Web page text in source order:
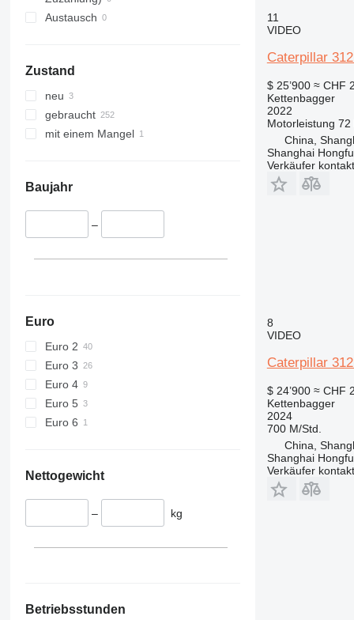
365CL
375
375L
390
E-series
E70
E70B
E200B
F-series
GC
M318
Austausch
Zustand
neu
gebraucht
mit einem Mangel
Baujahr
–
Euro
Euro 2
Euro 3
Euro 4
Euro 5
Euro 6
Nettogewicht
– kg
Betriebsstunden
11
VIDEO
Caterpillar
$ 25’900 ≈ CHF
Kettenbagger
2022
Motorleistung 72
China,
Shanghai
Verkäufer
8
VIDEO
Caterpillar
$ 24’900 ≈ CHF
Kettenbagger
2024
700 M/Std.
China,
Shanghai
Verkäufer